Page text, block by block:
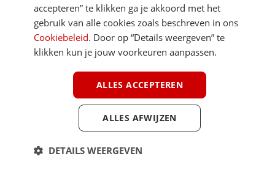
MEER ACSI FREELIFE
voorbehouden
accepteren” te klikken ga je akkoord met het
gebruik van alle cookies zoals beschreven in ons
Cookiebeleid. Door op “Details weergeven” te
klikken kun je jouw voorkeuren aanpassen.
ALLES ACCEPTEREN
ALLES AFWIJZEN
DETAILS WEERGEVEN